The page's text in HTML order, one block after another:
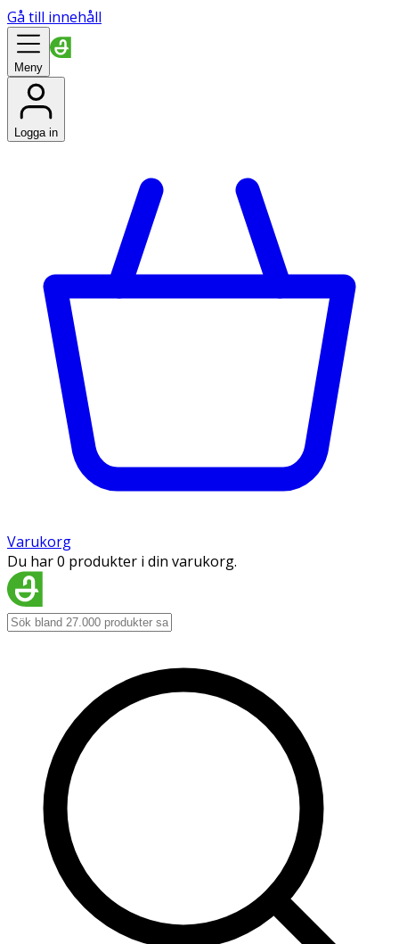
Gå till innehåll
Meny
Logga in
Varukorg
Du har 0 produkter i din varukorg.